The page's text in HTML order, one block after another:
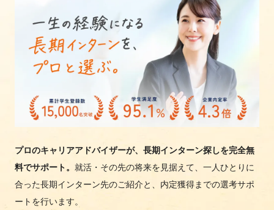
プロのキャリアアドバイザーが、長期インターン探しを完全無
料でサポート。 就活・その先の将来を見据えて、一人ひとりに
合った長期インターン先のご紹介と、内定獲得までの選考サポ
ートを行います。